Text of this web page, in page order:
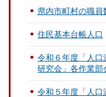
県内市町村の職員
住民基本台帳人口
令和６年度「人口
研究会」各作業部
令和５年度「人口